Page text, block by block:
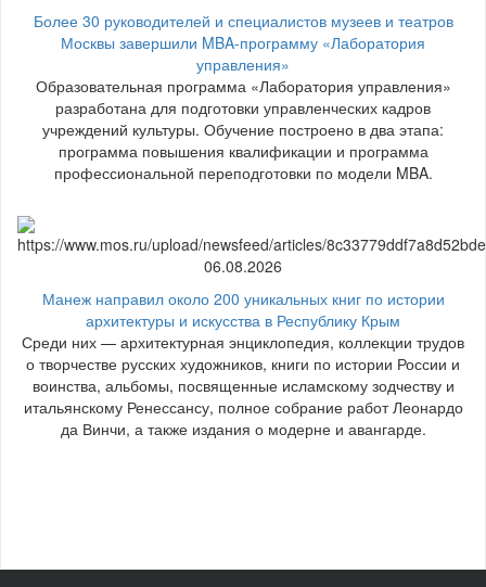
Более 30 руководителей и специалистов музеев и театров
Москвы завершили MBA-программу «Лаборатория
управления»
Образовательная программа «Лаборатория управления»
разработана для подготовки управленческих кадров
учреждений культуры. Обучение построено в два этапа:
программа повышения квалификации и программа
профессиональной переподготовки по модели MBA.
06.08.2026
Манеж направил около 200 уникальных книг по истории
архитектуры и искусства в Республику Крым
Среди них — архитектурная энциклопедия, коллекции трудов
о творчестве русских художников, книги по истории России и
воинства, альбомы, посвященные исламскому зодчеству и
итальянскому Ренессансу, полное собрание работ Леонардо
да Винчи, а также издания о модерне и авангарде.